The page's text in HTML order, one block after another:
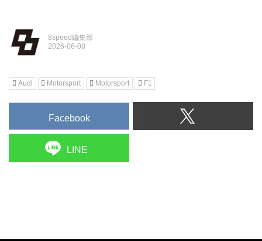
8speed編集部
Audi Motorsport Motorsport F1
Facebook
LINE